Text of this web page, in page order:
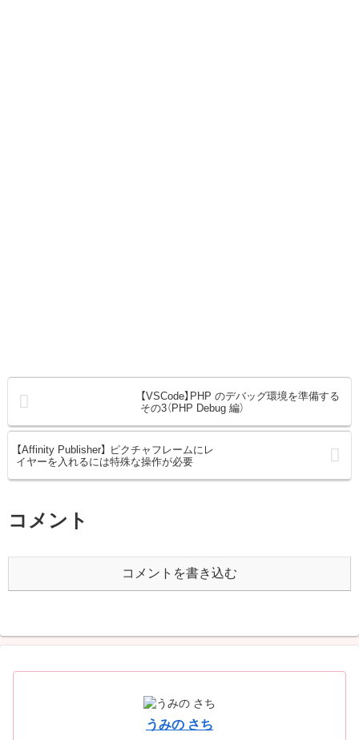
【VSCode】PHP のデバッグ環境を準備する
その3（PHP Debug 編）
【Affinity Publisher】 ピクチャフレームにレ
イヤーを入れるには特殊な操作が必要
コメント
コメントを書き込む
うみの さち